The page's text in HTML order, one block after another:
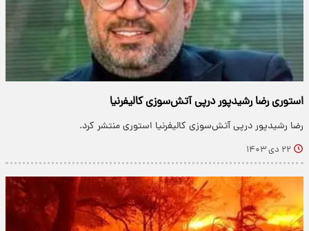
استوری رضا رشیدپور درپی آتش‌سوزی کالیفرنیا
رضا رشیدپور درپی آتش‌سوزی کالیفرنیا استوری منتشر‌ کرد.
۲۲ دی ۱۴۰۳